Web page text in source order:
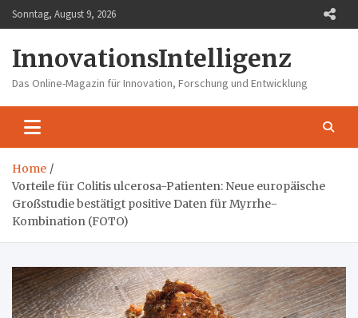
Skip
to
Sonntag, August 9, 2026
InnovationsIntelligenz
Das Online-Magazin für Innovation, Forschung und Entwicklung
Home
Vorteile für Colitis ulcerosa-Patienten: Neue europäische
Großstudie bestätigt positive Daten für Myrrhe-
Kombination (FOTO)